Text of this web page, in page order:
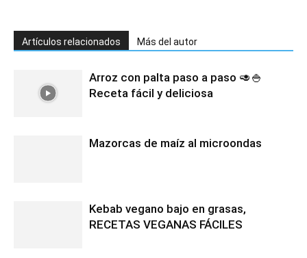
Artículos relacionados Más del autor
Arroz con palta paso a paso 🥑🍚
Receta fácil y deliciosa
Mazorcas de maíz al microondas
Kebab vegano bajo en grasas,
RECETAS VEGANAS FÁCILES